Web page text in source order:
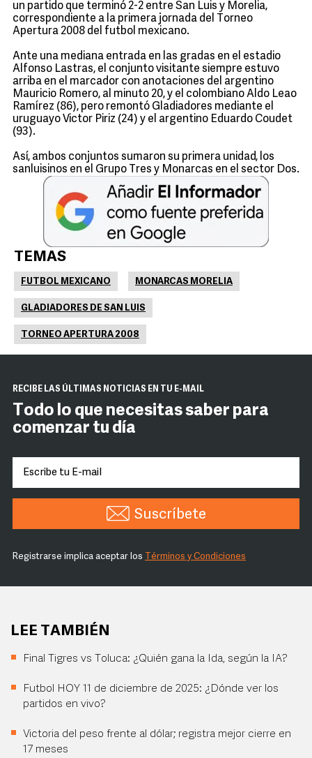
un partido que terminó 2-2 entre San Luis y Morelia,
correspondiente a la primera jornada del Torneo
Apertura 2008 del futbol mexicano.
Ante una mediana entrada en las gradas en el estadio
Alfonso Lastras, el conjunto visitante siempre estuvo
arriba en el marcador con anotaciones del argentino
Mauricio Romero, al minuto 20, y el colombiano Aldo Leao
Ramírez (86), pero remontó Gladiadores mediante el
uruguayo Victor Piriz (24) y el argentino Eduardo Coudet
(93).
Así, ambos conjuntos sumaron su primera unidad, los
sanluisinos en el Grupo Tres y Monarcas en el sector Dos.
TEMAS
FUTBOL MEXICANO MONARCAS MORELIA
GLADIADORES DE SAN LUIS
TORNEO APERTURA 2008
RECIBE LAS ÚLTIMAS NOTICIAS EN TU E-MAIL
Todo lo que necesitas saber para
comenzar tu día
Suscríbete
Registrarse implica aceptar los Términos y Condiciones
LEE TAMBIÉN
Final Tigres vs Toluca: ¿Quién gana la Ida, según la IA?
Futbol HOY 11 de diciembre de 2025: ¿Dónde ver los
partidos en vivo?
Victoria del peso frente al dólar; registra mejor cierre en
17 meses